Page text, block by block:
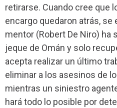
retirarse. Cuando cree que
encargo quedaron atrás, se
mentor (Robert De Niro) ha
jeque de Omán y solo
acepta realizar un último
eliminar a los asesinos de
mientras un siniestro
hará todo lo posible por